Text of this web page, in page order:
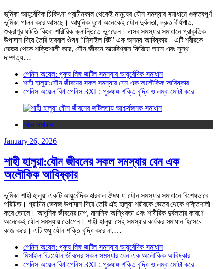
ভূমিকা আয়ুর্বেদিক চিকিৎসা প্রাচীনকাল থেকেই মানুষের যৌন সমস্যার সমাধানে গুরুত্বপূর্ণ
ভূমিকা পালন করে আসছে। আধুনিক যুগে অনেকেই যৌন দুর্বলতা, দ্রুত বীর্যপাত,
শুক্রাণুর ঘাটতি কিংবা শারীরিক ক্লান্তিতে ভুগছেন। এসব সমস্যার সমাধানে প্রাকৃতিক
উপাদান দিয়ে তৈরি হারবাল ঔষধ “মিসাইল বিট” এক অনন্য আবিষ্কার। এটি শরীরকে
ভেতর থেকে শক্তিশালী করে, যৌন জীবনে আত্মবিশ্বাস ফিরিয়ে আনে এবং সুস্থ
দাম্পত্য…
পেনিস অয়েল: পুরুষ লিঙ্গ জটিল সমস্যার আয়ুর্বেদিক সমাধান
শাহী হালুয়া:যৌন জীবনের সকল সমস্যার যেন এক অলৌকিক আবিষ্কার
পেনিস অয়েল বিগ পেনিস 3XL: পুরুষাঙ্গ শক্তি বৃদ্ধি ও লম্বা মোটা করে
যৌন সমাধান
January 26, 2026
শাহী হালুয়া:যৌন জীবনের সকল সমস্যার যেন এক
অলৌকিক আবিষ্কার
ভূমিকা শাহী হালুয়া একটি আয়ুর্বেদিক হারবাল ঔষধ যা যৌন সমস্যার সমাধানে বিশেষভাবে
পরিচিত। প্রাচীন ভেষজ উপাদান দিয়ে তৈরি এই হালুয়া শরীরকে ভেতর থেকে শক্তিশালী
করে তোলে। আধুনিক জীবনের চাপ, মানসিক অস্থিরতা এবং শারীরিক দুর্বলতার কারণে
অনেকেই যৌন সমস্যায় ভোগেন। শাহী হালুয়া সেই সমস্যার কার্যকর সমাধান হিসেবে
কাজ করে। এটি শুধু যৌন শক্তি বৃদ্ধি করে না,…
পেনিস অয়েল: পুরুষ লিঙ্গ জটিল সমস্যার আয়ুর্বেদিক সমাধান
মিসাইল বিট:যৌন জীবনের সকল সমস্যার যেন এক অলৌকিক আবিষ্কার
পেনিস অয়েল বিগ পেনিস 3XL: পুরুষাঙ্গ শক্তি বৃদ্ধি ও লম্বা মোটা করে